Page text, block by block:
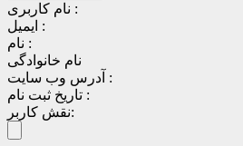
نام کاربری :
ایمیل :
نام :
نام خانوادگی
آدرس وب سایت :
تاریخ ثبت نام :
نقش کاربر: